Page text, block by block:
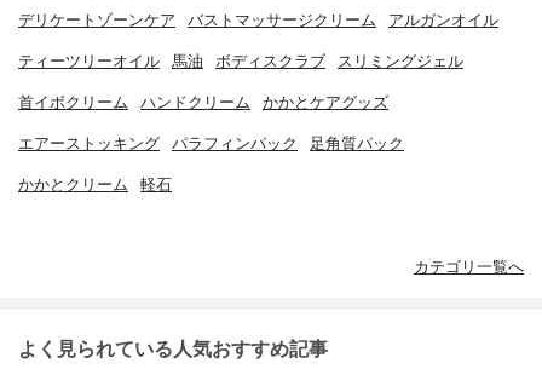
デリケートゾーンケア バストマッサージクリーム アルガンオイル
ティーツリーオイル 馬油 ボディスクラブ スリミングジェル
首イボクリーム ハンドクリーム かかとケアグッズ
エアーストッキング パラフィンパック 足角質パック
かかとクリーム 軽石
カテゴリ一覧へ
よく見られている人気おすすめ記事